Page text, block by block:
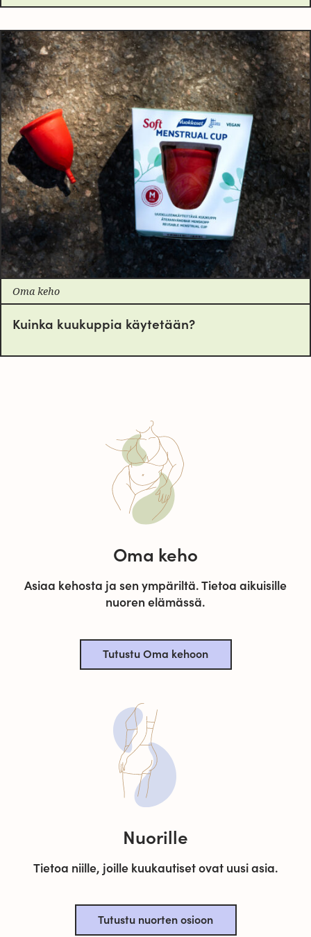
Oma keho
Kuinka kuukuppia käytetään?
Oma keho
Asiaa kehosta ja sen ympäriltä. Tietoa aikuisille
nuoren elämässä.
Tutustu Oma kehoon
Nuorille
Tietoa niille, joille kuukautiset ovat uusi asia.
Tutustu nuorten osioon